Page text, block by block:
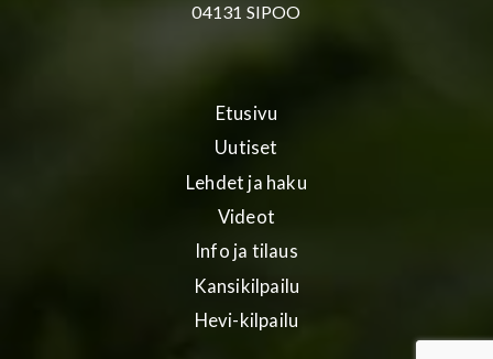
04131 SIPOO
Etusivu
Uutiset
Lehdet ja haku
Videot
Info ja tilaus
Kansikilpailu
Hevi-kilpailu